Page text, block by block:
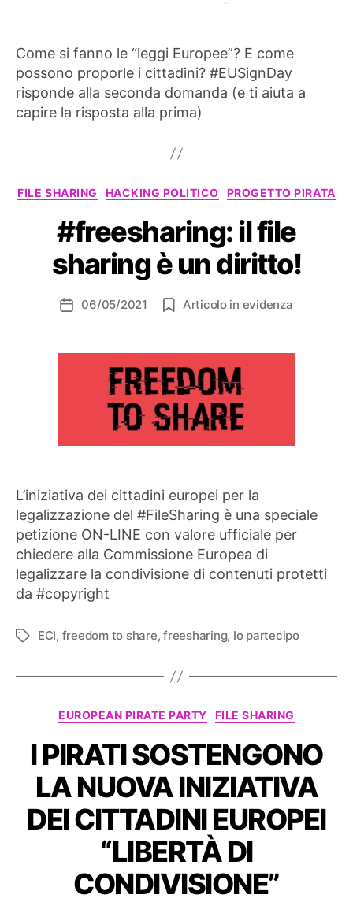
Come si fanno le “leggi Europee”? E come
possono proporle i cittadini? #EUSignDay
risponde alla seconda domanda (e ti aiuta a
capire la risposta alla prima)
Categorie
FILE SHARING HACKING POLITICO PROGETTO PIRATA
#freesharing: il file
sharing è un diritto!
Data06/05/2021 Articolo in evidenza
L’iniziativa dei cittadini europei per la
legalizzazione del #FileSharing è una speciale
petizione ON-LINE con valore ufficiale per
chiedere alla Commissione Europea di
legalizzare la condivisione di contenuti protetti
da #copyright
Tag ECI, freedom to share,freesharing, Io partecipo
Categorie
EUROPEAN PIRATE PARTY FILE SHARING
I PIRATI SOSTENGONO
LA NUOVA INIZIATIVA
DEI CITTADINI EUROPEI
“LIBERTÀ DI
CONDIVISIONE”